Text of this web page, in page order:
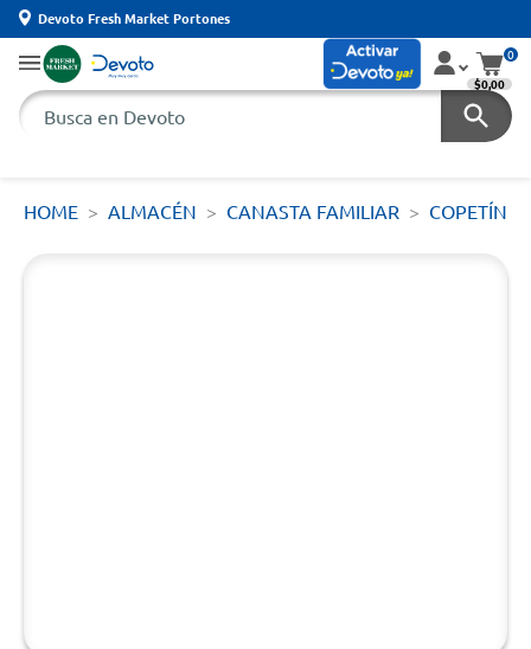
Devoto Fresh Market Portones
0
$0,00
HOME ALMACÉN CANASTA FAMILIAR COPETÍN